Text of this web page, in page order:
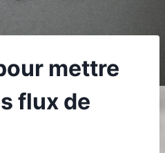
mettre
flux de